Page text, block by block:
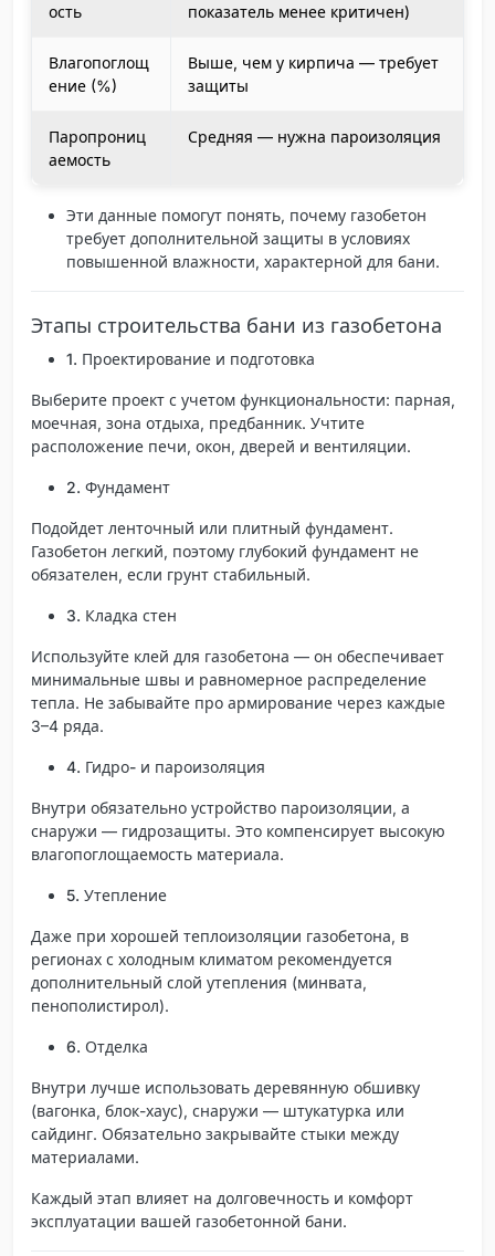
ость
показатель менее критичен)
Влагопоглощ
ение (%)
Выше, чем у кирпича — требует
защиты
Паропрониц
аемость
Средняя — нужна пароизоляция
Эти данные помогут понять, почему газобетон
требует дополнительной защиты в условиях
повышенной влажности, характерной для бани.
Этапы строительства бани из газобетона
1. Проектирование и подготовка
Выберите проект с учетом функциональности: парная,
моечная, зона отдыха, предбанник. Учтите
расположение печи, окон, дверей и вентиляции.
2. Фундамент
Подойдет ленточный или плитный фундамент.
Газобетон легкий, поэтому глубокий фундамент не
обязателен, если грунт стабильный.
3. Кладка стен
Используйте клей для газобетона — он обеспечивает
минимальные швы и равномерное распределение
тепла. Не забывайте про армирование через каждые
3–4 ряда.
4. Гидро- и пароизоляция
Внутри обязательно устройство пароизоляции, а
снаружи — гидрозащиты. Это компенсирует высокую
влагопоглощаемость материала.
5. Утепление
Даже при хорошей теплоизоляции газобетона, в
регионах с холодным климатом рекомендуется
дополнительный слой утепления (минвата,
пенополистирол).
6. Отделка
Внутри лучше использовать деревянную обшивку
(вагонка, блок-хаус), снаружи — штукатурка или
сайдинг. Обязательно закрывайте стыки между
материалами.
Каждый этап влияет на долговечность и комфорт
эксплуатации вашей газобетонной бани.